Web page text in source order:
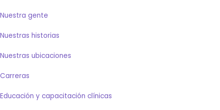
Nuestra gente
Nuestras historias
Nuestras ubicaciones
Carreras
Educación y capacitación clínicas